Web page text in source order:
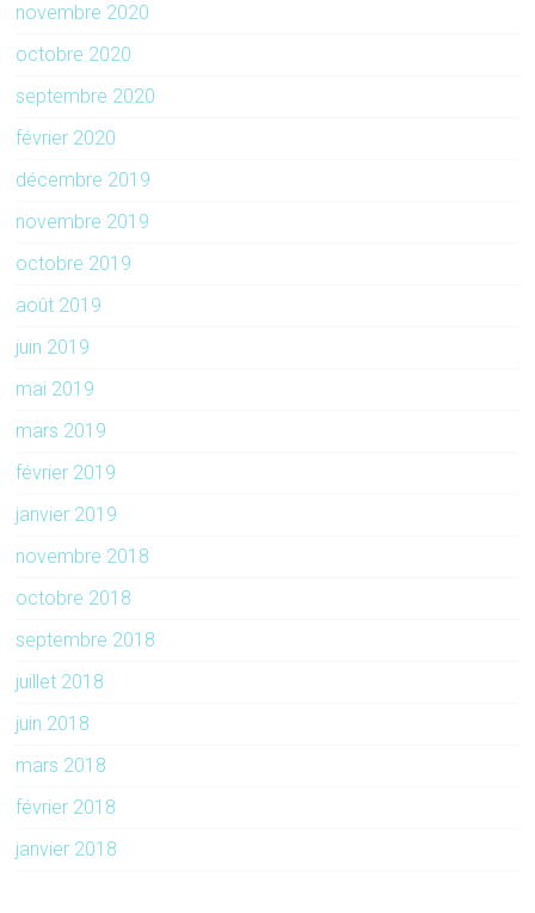
novembre 2020
octobre 2020
septembre 2020
février 2020
décembre 2019
novembre 2019
octobre 2019
août 2019
juin 2019
mai 2019
mars 2019
février 2019
janvier 2019
novembre 2018
octobre 2018
septembre 2018
juillet 2018
juin 2018
mars 2018
février 2018
janvier 2018